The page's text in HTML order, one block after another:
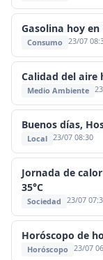
Gasolina hoy
Consumo 23/07
Calidad del aire
Medio Ambiente
Buenos días,
Local 23/07 08:30
Jornada de
35°C
Sociedad 23/07
Horóscopo de
Horóscopo 23/07